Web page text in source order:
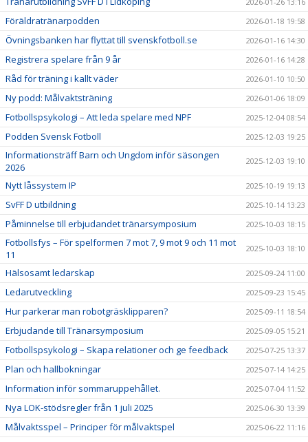
Föräldratränarpodden 2026-01-18 19:58
Övningsbanken har flyttat till svenskfotboll.se 2026-01-16 14:30
Registrera spelare från 9 år 2026-01-16 14:28
Råd för träning i kallt väder 2026-01-10 10:50
Ny podd: Målvaktsträning 2026-01-06 18:09
Fotbollspsykologi – Att leda spelare med NPF 2025-12-04 08:54
Podden Svensk Fotboll 2025-12-03 19:25
Informationsträff Barn och Ungdom inför säsongen
2026
2025-12-03 19:10
Nytt låssystem IP 2025-10-19 19:13
SvFF D utbildning 2025-10-14 13:23
Påminnelse till erbjudandet tränarsymposium 2025-10-03 18:15
Fotbollsfys – För spelformen 7 mot 7, 9 mot 9 och 11 mot
11
2025-10-03 18:10
Hälsosamt ledarskap 2025-09-24 11:00
Ledarutveckling 2025-09-23 15:45
Hur parkerar man robotgräsklipparen? 2025-09-11 18:54
Erbjudande till Tränarsymposium 2025-09-05 15:21
Fotbollspsykologi – Skapa relationer och ge feedback 2025-07-25 13:37
Plan och hallbokningar 2025-07-14 14:25
Information inför sommaruppehållet. 2025-07-04 11:52
Nya LOK-stödsregler från 1 juli 2025 2025-06-30 13:39
Målvaktsspel – Principer för målvaktspel 2025-06-22 11:16